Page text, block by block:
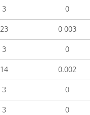
3 0
23 0.003
3 0
14 0.002
3 0
3 0